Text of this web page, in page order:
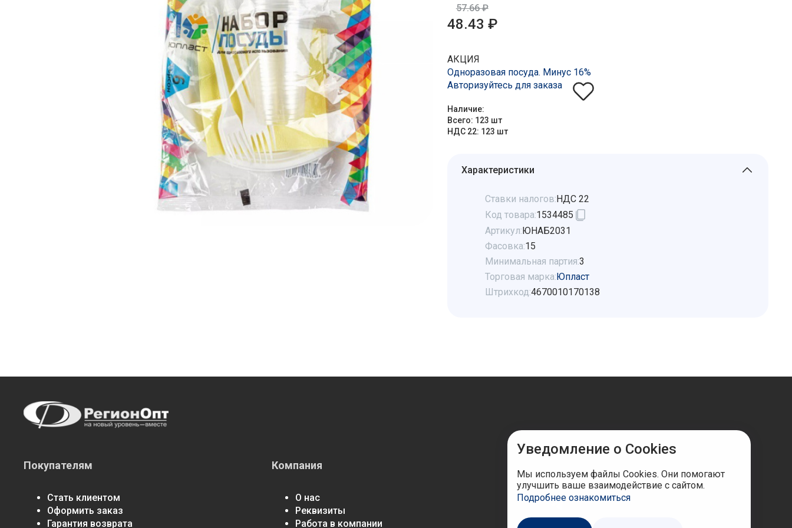
57.66 ₽
48.43 ₽
АКЦИЯ
Одноразовая посуда. Минус 16%
Авторизуйтесь для заказа
Наличие:
Всего: 123 шт
НДС 22: 123 шт
Характеристики
Ставки налогов:НДС 22
Код товара:1534485
Артикул:ЮНАБ2031
Фасовка:15
Минимальная партия:3
Торговая марка:Юпласт
Штрихкод:4670010170138
Покупателям
Стать клиентом
Оформить заказ
Гарантия возврата
Компания
О нас
Реквизиты
Работа в компании
Уведомление о Cookies
Мы используем файлы Cookies. Они помогают
улучшить ваше взаимодействие с сайтом.
Подробнее ознакомиться